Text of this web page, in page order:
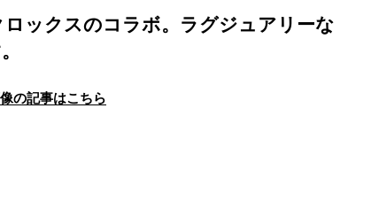
ックスのコラボ。ラグジュアリーな
の記事はこちら